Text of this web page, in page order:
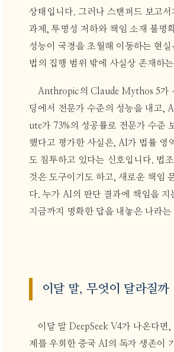
상태입니다. 그러나 스탠퍼드 보고서
과제, 투명성 저하와 책임 소재 불명
성능이 국경을 초월해 이동하는 현
법의 집행 범위 밖에 사실상 존재하
Anthropic의 Claude Mythos 5가
딩에서 전문가 수준의 성능을 내고,
ute가 73%의 성공률로 전문가 수준
했다고 평가한 사실은, AI가 법률 영
도 침투하고 있다는 신호입니다. 법조
것은 도구이기도 하고, 새로운 책임
다. 누가 AI의 판단 결과에 책임을 지
지금까지 명확한 답을 내놓은 나라는
이달 말, 무엇이 달라질까
이달 말 DeepSeek V4가 나온다면
제를 우회한 중국 AI의 독자 생존이